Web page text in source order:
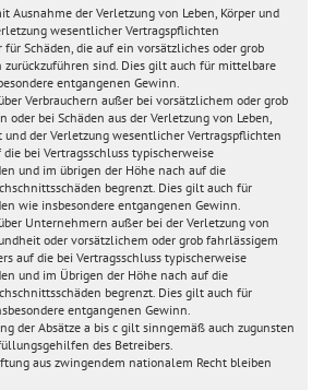
Ausnahme der Verletzung von Leben, Körper und
wesentlicher Vertragspflichten
Schäden, die auf ein vorsätzliches oder grob
sind. Dies gilt auch für mittelbare
entgangenen Gewinn.
Verbrauchern außer bei vorsätzlichem oder grob
oder bei Schäden aus der Verletzung von Leben,
und der Verletzung wesentlicher Vertragspflichten
bei Vertragsschluss typischerweise
und im übrigen der Höhe nach auf die
begrenzt. Dies gilt auch für
wie insbesondere entgangenen Gewinn.
Unternehmern außer bei der Verletzung von
oder vorsätzlichem oder grob fahrlässigem
auf die bei Vertragsschluss typischerweise
und im Übrigen der Höhe nach auf die
begrenzt. Dies gilt auch für
entgangenen Gewinn.
der Absätze a bis c gilt sinngemäß auch zugunsten
des Betreibers.
aus zwingendem nationalem Recht bleiben